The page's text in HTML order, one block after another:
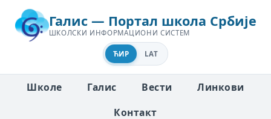
Галис — Портал школа Србије
ШКОЛСКИ ИНФОРМАЦИОНИ СИСТЕМ
ЋИР LAT
Школе Галис Вести
Линкови
Контакт